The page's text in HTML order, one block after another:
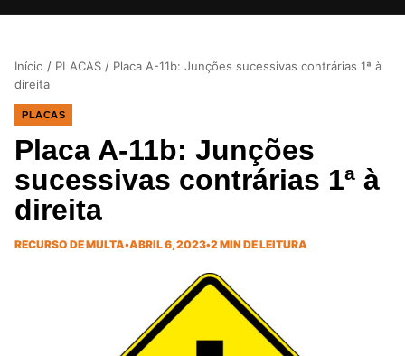
Início / PLACAS / Placa A-11b: Junções sucessivas contrárias 1ª à
direita
PLACAS
Placa A-11b: Junções
sucessivas contrárias 1ª à
direita
RECURSO DE MULTA•ABRIL 6, 2023•2 MIN DE LEITURA